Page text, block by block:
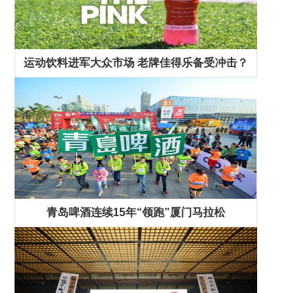
运动饮料进军大众市场 老牌佳得乐备受冲击？
青岛啤酒连续15年“领跑”厦门马拉松